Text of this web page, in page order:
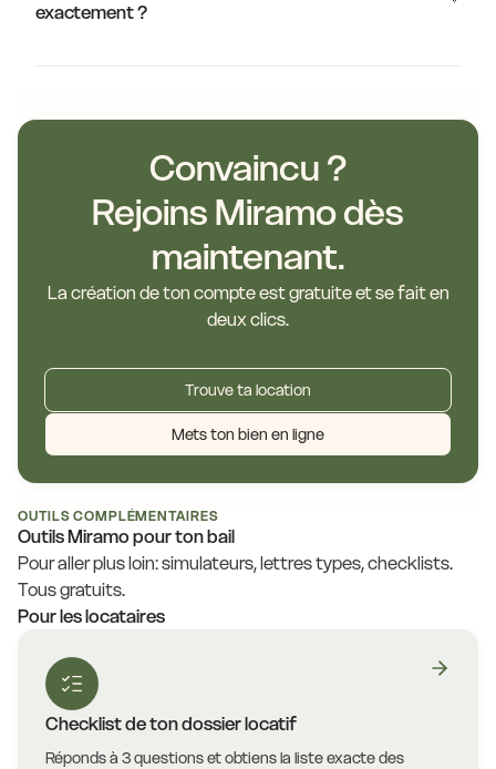
exactement ?
Convaincu ?
Rejoins Miramo dès
maintenant.
La création de ton compte est gratuite et se fait en
deux clics.
Trouve ta location
Mets ton bien en ligne
OUTILS COMPLÉMENTAIRES
Outils Miramo pour ton bail
Pour aller plus loin: simulateurs, lettres types, checklists.
Tous gratuits.
Pour les locataires
Checklist de ton dossier locatif
Réponds à 3 questions et obtiens la liste exacte des